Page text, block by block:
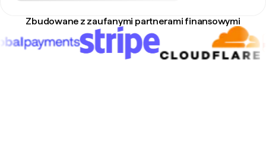
Zbudowane z zaufanymi partnerami finansowymi